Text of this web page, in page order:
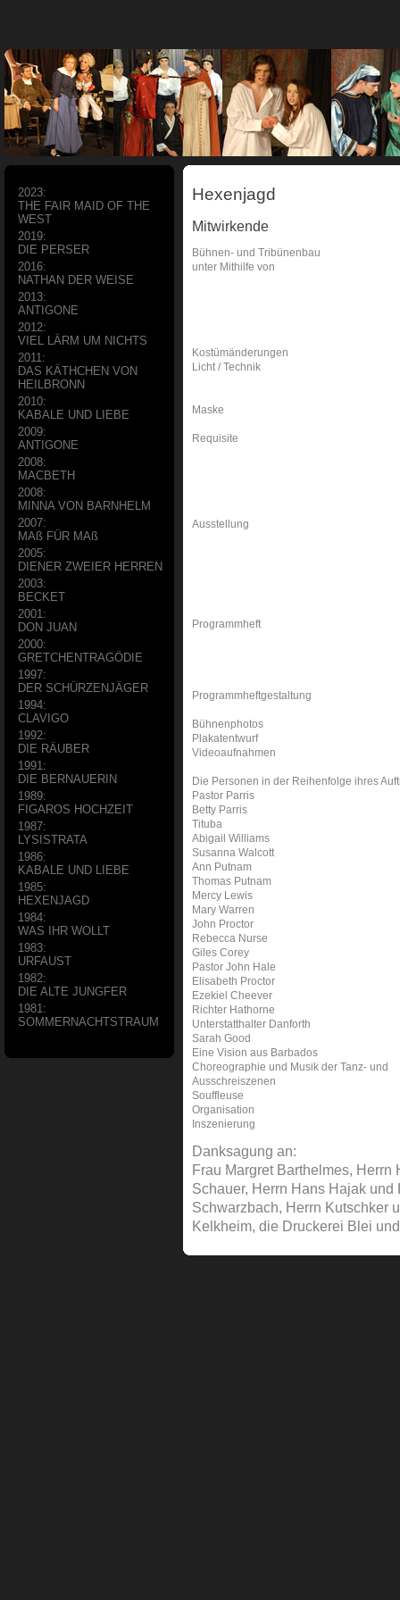
2023:
THE FAIR MAID OF THE
WEST
2019:
DIE PERSER
2016:
NATHAN DER WEISE
2013:
ANTIGONE
2012:
VIEL LÄRM UM NICHTS
2011:
DAS KÄTHCHEN VON
HEILBRONN
2010:
KABALE UND LIEBE
2009:
ANTIGONE
2008:
MACBETH
2008:
MINNA VON BARNHELM
2007:
MAß FÜR MAß
2005:
DIENER ZWEIER HERREN
2003:
BECKET
2001:
DON JUAN
2000:
GRETCHENTRAGÖDIE
1997:
DER SCHÜRZENJÄGER
1994:
CLAVIGO
1992:
DIE RÄUBER
1991:
DIE BERNAUERIN
1989:
FIGAROS HOCHZEIT
1987:
LYSISTRATA
1986:
KABALE UND LIEBE
1985:
HEXENJAGD
1984:
WAS IHR WOLLT
1983:
URFAUST
1982:
DIE ALTE JUNGFER
1981:
SOMMERNACHTSTRAUM
Hexenjagd
Mitwirkende
Bühnen- und Tribünenbau
unter Mithilfe von
Kostümänderungen
Licht / Technik
Maske
Requisite
Ausstellung
Programmheft
Programmheftgestaltung
Bühnenphotos
Plakatentwurf
Videoaufnahmen
Die Personen in der Reihenfolge ihres
Pastor Parris
Betty Parris
Tituba
Abigail Williams
Susanna Walcott
Ann Putnam
Thomas Putnam
Mercy Lewis
Mary Warren
John Proctor
Rebecca Nurse
Giles Corey
Pastor John Hale
Elisabeth Proctor
Ezekiel Cheever
Richter Hathorne
Unterstatthalter Danforth
Sarah Good
Eine Vision aus Barbados
Choreographie und Musik der Tanz- und
Ausschreiszenen
Souffleuse
Organisation
Inszenierung
Danksagung an:
Frau Margret Barthelmes,
Schauer, Herrn Hans Hajak
Schwarzbach, Herrn Kutschker
Kelkheim, die Druckerei Blei